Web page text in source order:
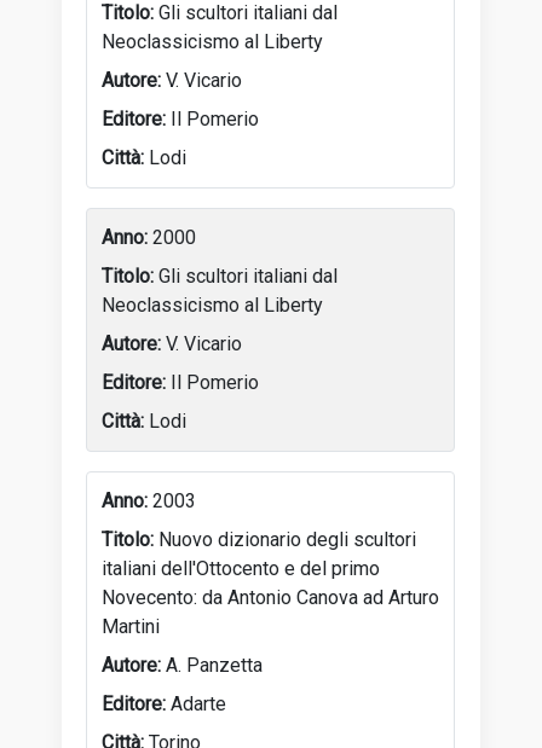
Gli scultori italiani dal
Neoclassicismo al Liberty
V. Vicario
Il Pomerio
Lodi
2000
Gli scultori italiani dal
Neoclassicismo al Liberty
V. Vicario
Il Pomerio
Lodi
2003
Nuovo dizionario degli scultori
italiani dell'Ottocento e del primo
Novecento: da Antonio Canova ad Arturo
Martini
A. Panzetta
Adarte
Torino